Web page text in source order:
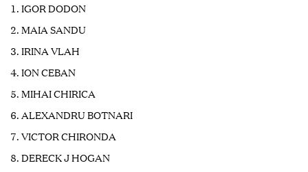
IGOR DODON
MAIA SANDU
IRINA VLAH
ION CEBAN
MIHAI CHIRICA
ALEXANDRU BOTNARI
VICTOR CHIRONDA
DERECK J HOGAN